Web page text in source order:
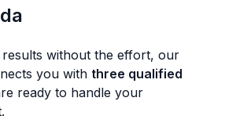
without the effort, our
you with three qualified
ready to handle your